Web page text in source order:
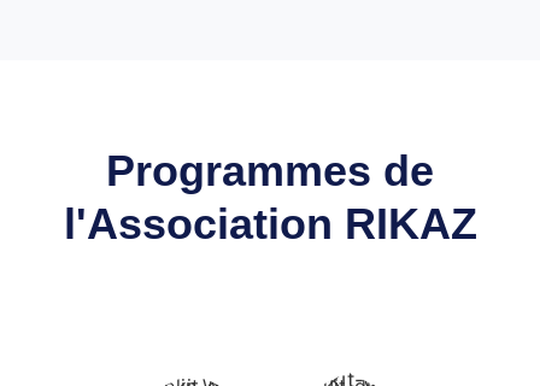
Programmes de
l'Association RIKAZ